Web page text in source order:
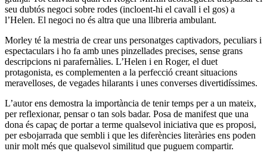
seu dubtós negoci sobre rodes (incloent-hi el cavall i el gos) a
l’Helen. El negoci no és altra que una llibreria ambulant.
Morley té la mestria de crear uns personatges captivadors, peculiars i
espectaculars i ho fa amb unes pinzellades precises, sense grans
descripcions ni parafernàlies. L’Helen i en Roger, el duet
protagonista, es complementen a la perfecció creant situacions
meravelloses, de vegades hilarants i unes converses divertidíssimes.
L’autor ens demostra la importància de tenir temps per a un mateix,
per reflexionar, pensar o tan sols badar. Posa de manifest que una
dona és capaç de portar a terme qualsevol iniciativa que es proposi,
per esbojarrada que sembli i que les diferències literàries ens poden
unir molt més que qualsevol similitud que puguem compartir.